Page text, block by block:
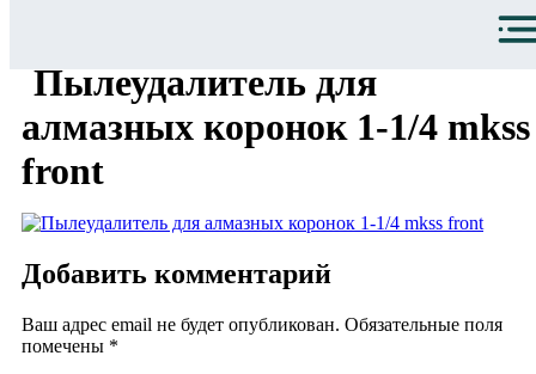
Пылеудалитель для
алмазных коронок 1-1/4 mkss
front
Добавить комментарий
Ваш адрес email не будет опубликован. Обязательные поля
помечены *